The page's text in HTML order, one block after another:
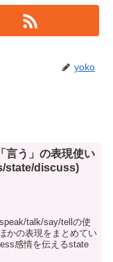
yoko
言う」の表現使い
state/discuss)
talk/say/tellの使
かの表現をまとめてい
感情を伝えるstate